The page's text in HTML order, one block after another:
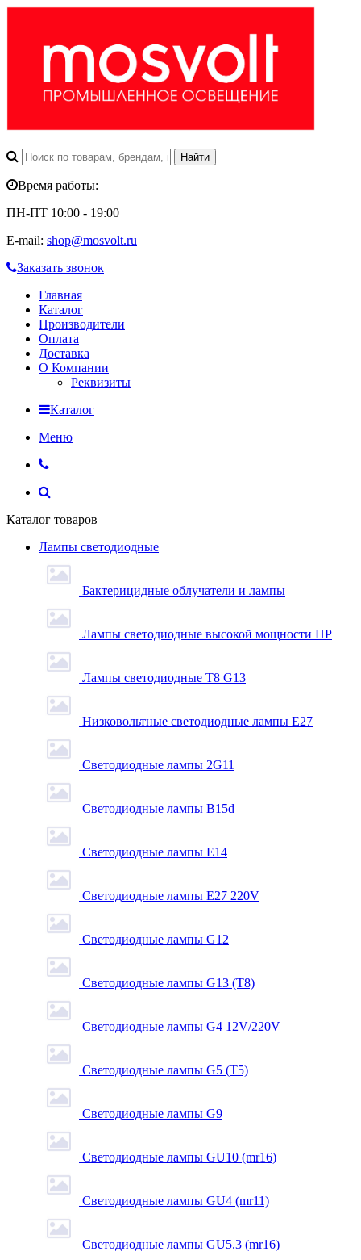
Время работы:
ПН-ПТ 10:00 - 19:00
E-mail: shop@mosvolt.ru
Заказать звонок
Главная
Каталог
Производители
Оплата
Доставка
О Компании
Реквизиты
Каталог
Меню
Каталог товаров
Лампы светодиодные
Бактерицидные облучатели и лампы
Лампы светодиодные высокой мощности HP
Лампы светодиодные Т8 G13
Низковольтные светодиодные лампы E27
Светодиодные лампы 2G11
Светодиодные лампы B15d
Светодиодные лампы E14
Светодиодные лампы E27 220V
Светодиодные лампы G12
Светодиодные лампы G13 (T8)
Светодиодные лампы G4 12V/220V
Светодиодные лампы G5 (T5)
Светодиодные лампы G9
Светодиодные лампы GU10 (mr16)
Светодиодные лампы GU4 (mr11)
Светодиодные лампы GU5.3 (mr16)